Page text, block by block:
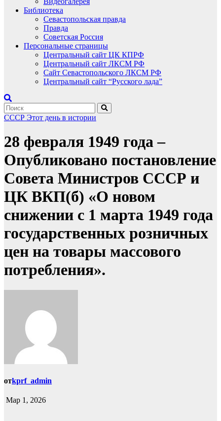
Библиотека
Севастопольская правда
Правда
Советская Россия
Персональные страницы
Центральный сайт ЦК КПРФ
Центральный сайт ЛКСМ РФ
Сайт Севастопольского ЛКСМ РФ
Центральный сайт “Русского лада”
СССР Этот день в истории
28 февраля 1949 года –
Опубликовано постановление
Совета Министров СССР и
ЦК ВКП(б) «О новом
снижении с 1 марта 1949 года
государственных розничных
цен на товары массового
потребления».
отkprf_admin
Мар 1, 2026